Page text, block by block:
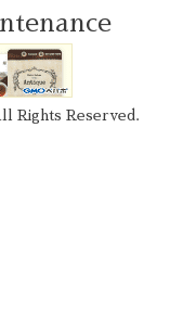
Rights Reserved.